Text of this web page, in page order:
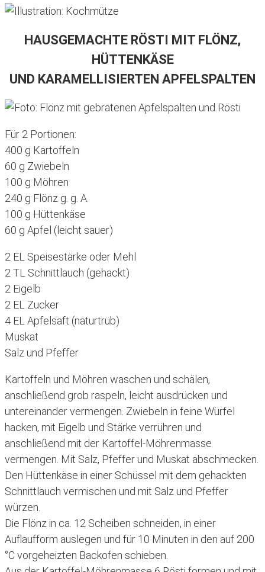
HAUSGEMACHTE RÖSTI MIT FLÖNZ,
HÜTTENKÄSE
UND KARAMELLISIERTEN APFELSPALTEN
Für 2 Portionen:
400 g Kartoffeln
60 g Zwiebeln
100 g Möhren
240 g Flönz g. g. A.
100 g Hüttenkäse
60 g Apfel (leicht sauer)
2 EL Speisestärke oder Mehl
2 TL Schnittlauch (gehackt)
2 Eigelb
2 EL Zucker
4 EL Apfelsaft (naturtrüb)
Muskat
Salz und Pfeffer
Kartoffeln und Möhren waschen und schälen,
anschließend grob raspeln, leicht ausdrücken und
untereinander vermengen. Zwiebeln in feine Würfel
hacken, mit Eigelb und Stärke verrühren und
anschließend mit der Kartoffel-Möhrenmasse
vermengen. Mit Salz, Pfeffer und Muskat abschmecken.
Den Hüttenkäse in einer Schüssel mit dem gehackten
Schnittlauch vermischen und mit Salz und Pfeffer
würzen.
Die Flönz in ca. 12 Scheiben schneiden, in einer
Auflaufform auslegen und für 10 Minuten in den auf 200
°C vorgeheizten Backofen schieben.